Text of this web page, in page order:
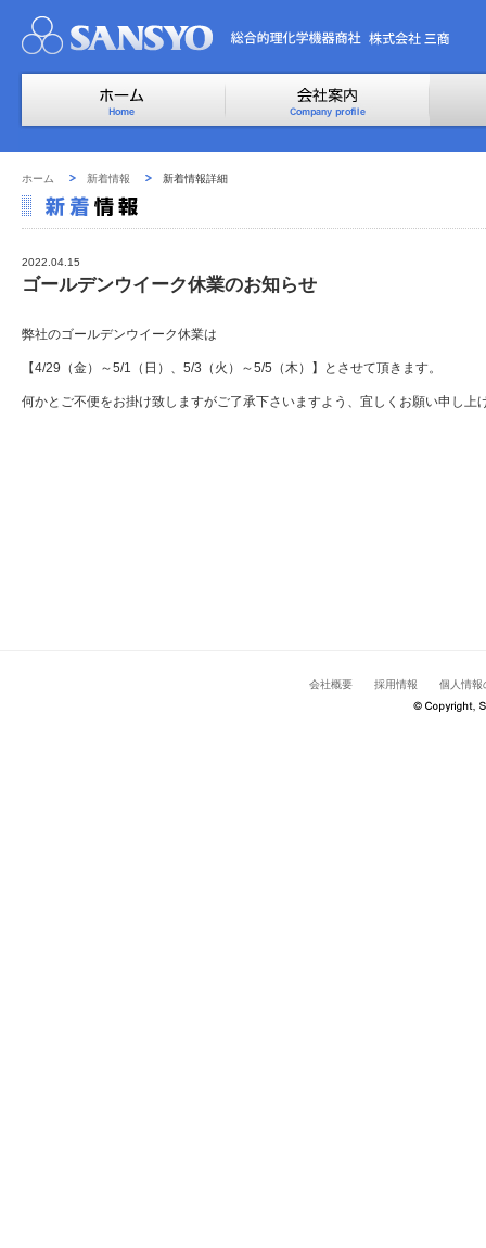
ホーム 新着情報 新着情報詳細
2022.04.15
ゴールデンウイーク休業のお知らせ
弊社のゴールデンウイーク休業は
【4/29（金）～5/1（日）、5/3（火）～5/5（木）】とさせて頂きます。
何かとご不便をお掛け致しますがご了承下さいますよう、宜しくお願い申し上
会社概要 採用情報 個人情報